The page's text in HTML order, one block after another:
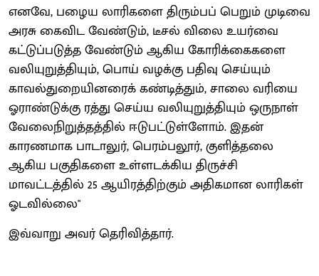
எனவே, பழைய லாரிகளை திரும்பப் பெறும் முடிவை
அரசு கைவிட வேண்டும், டீசல் விலை உயர்வை
கட்டுப்படுத்த வேண்டும் ஆகிய கோரிக்கைகளை
வலியுறுத்தியும், பொய் வழக்கு பதிவு செய்யும்
காவல்துறையினரைக் கண்டித்தும், சாலை வரியை
ஓராண்டுக்கு ரத்து செய்ய வலியுறுத்தியும் ஒருநாள்
வேலைநிறுத்தத்தில் ஈடுபட்டுள்ளோம். இதன்
காரணமாக பாடாலுர், பெரம்பலூர், குளித்தலை
ஆகிய பகுதிகளை உள்ளடக்கிய திருச்சி
மாவட்டத்தில் 25 ஆயிரத்திற்கும் அதிகமான லாரிகள்
ஓடவில்லை"
இவ்வாறு அவர் தெரிவித்தார்.